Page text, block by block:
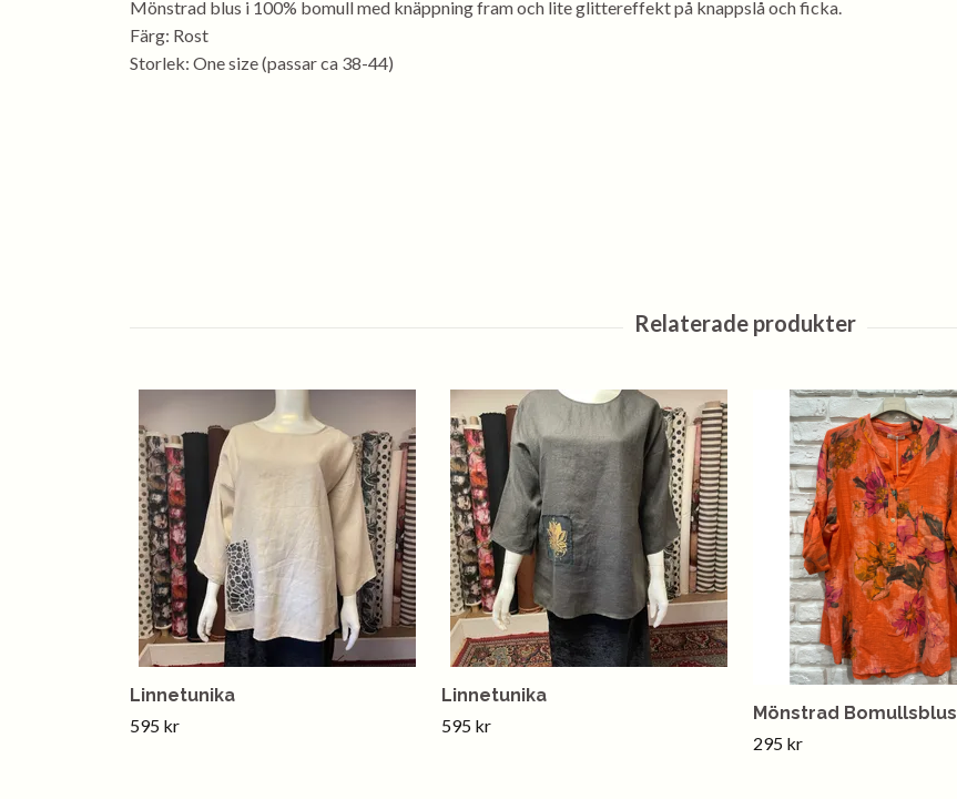
Mönstrad blus i 100% bomull med knäppning fram och lite glittereffekt på knappslå och ficka.
Färg: Rost
Storlek: One size (passar ca 38-44)
Linnetunika
595 kr
Linnetunika
595 kr
Mönstrad Bomullsblus
295 kr